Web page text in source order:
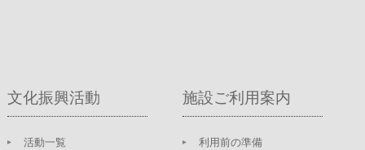
文化振興活動
活動一覧
施設ご利用案内
利用前の準備